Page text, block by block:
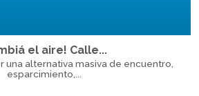
el aire! Calle...
una alternativa masiva de encuentro,
esparcimiento,...